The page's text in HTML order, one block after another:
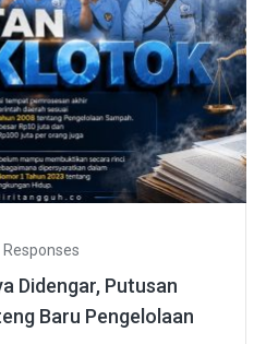
Responses
Didengar, Putusan
Baru Pengelolaan